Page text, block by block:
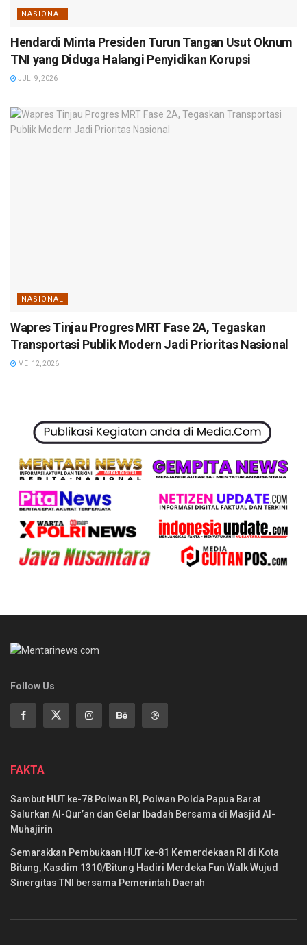
NASIONAL
Hendardi Minta Presiden Turun Tangan Usut Oknum
TNI yang Diduga Halangi Penyidikan Korupsi
JULI 9, 2026
NASIONAL
Wapres Tinjau Progres MRT Fase 2A, Tegaskan
Transportasi Publik Modern Jadi Prioritas Nasional
MEI 12, 2026
Follow Us
FAKTA
Sambut HUT ke-78 Polwan RI, Polwan Polda Papua Barat
Salurkan Al-Qur’an dan Gelar Ibadah Bersama di Masjid Al-
Muhajirin
Semarakkan Pembukaan HUT ke-81 Kemerdekaan RI di Kota
Bitung, Kasdim 1310/Bitung Hadiri Merdeka Fun Walk Wujud
Sinergitas TNI bersama Pemerintah Daerah